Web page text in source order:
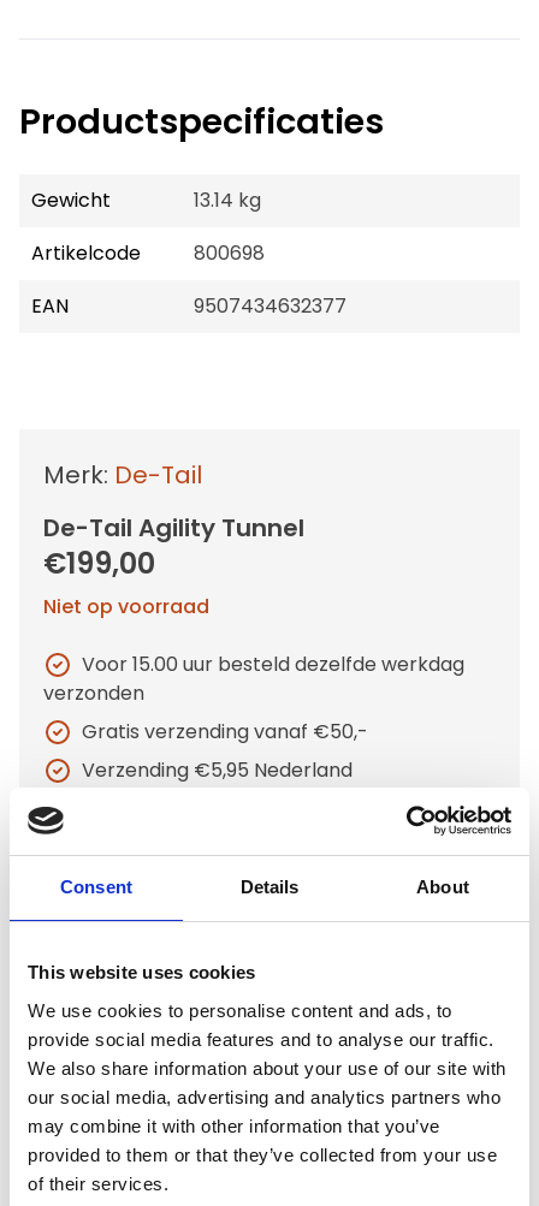
Consent Details About
This website uses cookies
We use cookies to personalise content and ads, to
provide social media features and to analyse our traffic.
We also share information about your use of our site with
our social media, advertising and analytics partners who
may combine it with other information that you’ve
provided to them or that they’ve collected from your use
of their services.
Productspecificaties
Gewicht
13.14 kg
Artikelcode
800698
EAN
9507434632377
Merk: De-Tail
De-Tail Agility Tunnel
€199,00
Niet op voorraad
Voor 15.00 uur besteld dezelfde werkdag
verzonden
Gratis verzending vanaf €50,-
Verzending €5,95 Nederland
Gerelateerde producten
Trixie
Trixie Agility Zak voor Tunnel
60 cm set 2 stuks